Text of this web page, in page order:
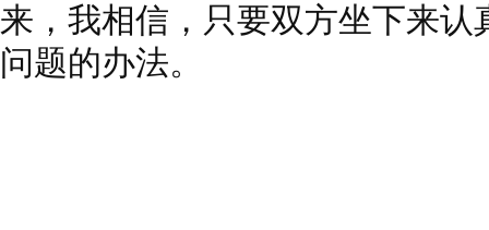
来，我相信，只要双方坐下来
问题的办法。